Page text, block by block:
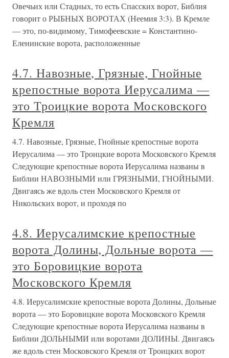
Овечьих или Стадных, то есть Спасских ворот, Библия
говорит о РЫБНЫХ ВОРОТАХ (Неемия 3:3). В Кремле
— это, по-видимому, Тимофеевские = Константино-
Еленинские ворота, расположенные
4.7. Навозные, Грязные, Гнойные
крепостные ворота Иерусалима —
это Троицкие ворота Московского
Кремля
4.7. Навозные, Грязные, Гнойные крепостные ворота
Иерусалима — это Троицкие ворота Московского Кремля
Следующие крепостные ворота Иерусалима названы в
Библии НАВОЗНЫМИ или ГРЯЗНЫМИ, ГНОЙНЫМИ.
Двигаясь же вдоль стен Московского Кремля от
Никольских ворот, и проходя по
4.8. Иерусалимские крепостные
ворота Долины, Дольные ворота —
это Боровицкие ворота
Московского Кремля
4.8. Иерусалимские крепостные ворота Долины, Дольные
ворота — это Боровицкие ворота Московского Кремля
Следующие крепостные ворота Иерусалима названы в
Библии ДОЛЬНЫМИ или воротами ДОЛИНЫ. Двигаясь
же вдоль стен Московского Кремля от Троицких ворот